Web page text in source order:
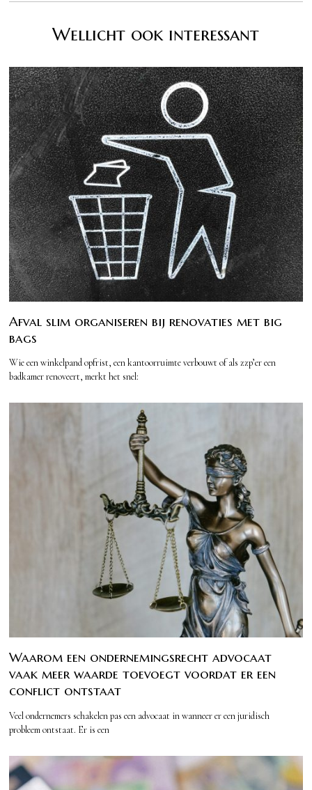
Wellicht ook interessant
Afval slim organiseren bij renovaties met big
bags
Wie een winkelpand opfrist, een kantoorruimte verbouwt of als zzp’er een
badkamer renoveert, merkt het snel:
Waarom een ondernemingsrecht advocaat
vaak meer waarde toevoegt voordat er een
conflict ontstaat
Veel ondernemers schakelen pas een advocaat in wanneer er een juridisch
probleem ontstaat. Er is een